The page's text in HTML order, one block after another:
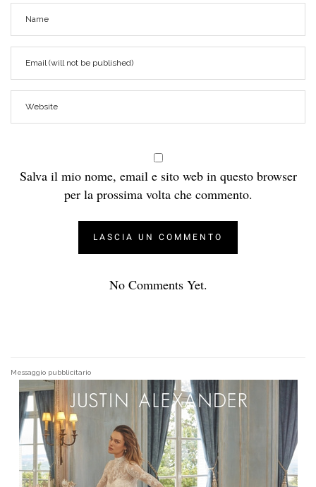
Salva il mio nome, email e sito web in questo browser
per la prossima volta che commento.
No Comments Yet.
Messaggio pubblicitario